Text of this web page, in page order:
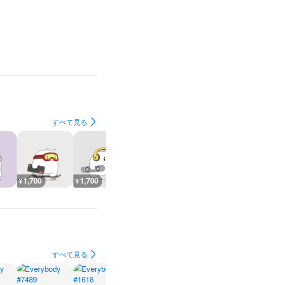
すべて見る
¥1,700 ¥1,700
すべて見る